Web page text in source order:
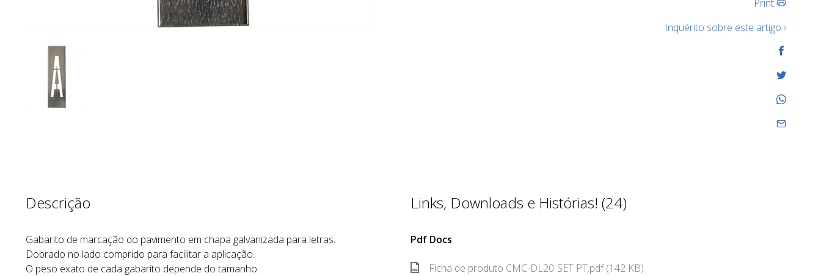
Print
Inquérito sobre este artigo ›
Descrição
Gabarito de marcação do pavimento em chapa galvanizada para letras.
Dobrado no lado comprido para facilitar a aplicação.
O peso exato de cada gabarito depende do tamanho.
Links, Downloads e Histórias! (24)
Pdf Docs
Ficha de produto CMC-DL20-SET PT.pdf (142 KB)